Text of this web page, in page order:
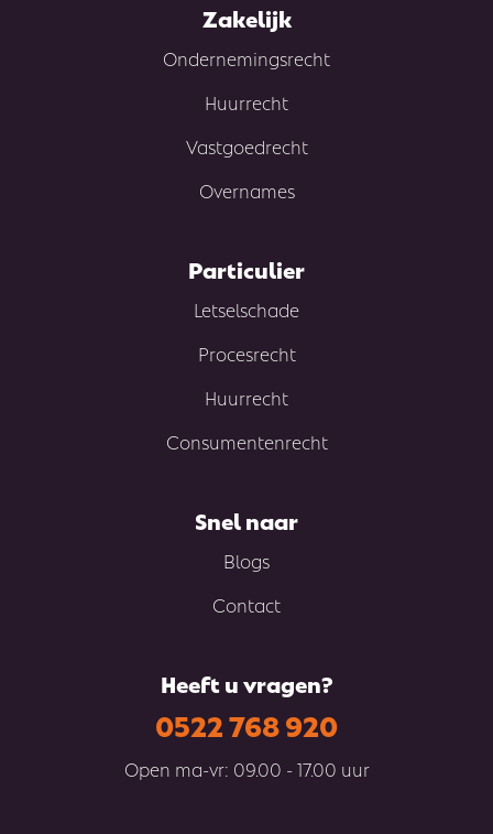
Zakelijk
Ondernemingsrecht
Huurrecht
Vastgoedrecht
Overnames
Particulier
Letselschade
Procesrecht
Huurrecht
Consumentenrecht
Snel naar
Blogs
Contact
Heeft u vragen?
0522 768 920
Open ma-vr: 09.00 - 17.00 uur